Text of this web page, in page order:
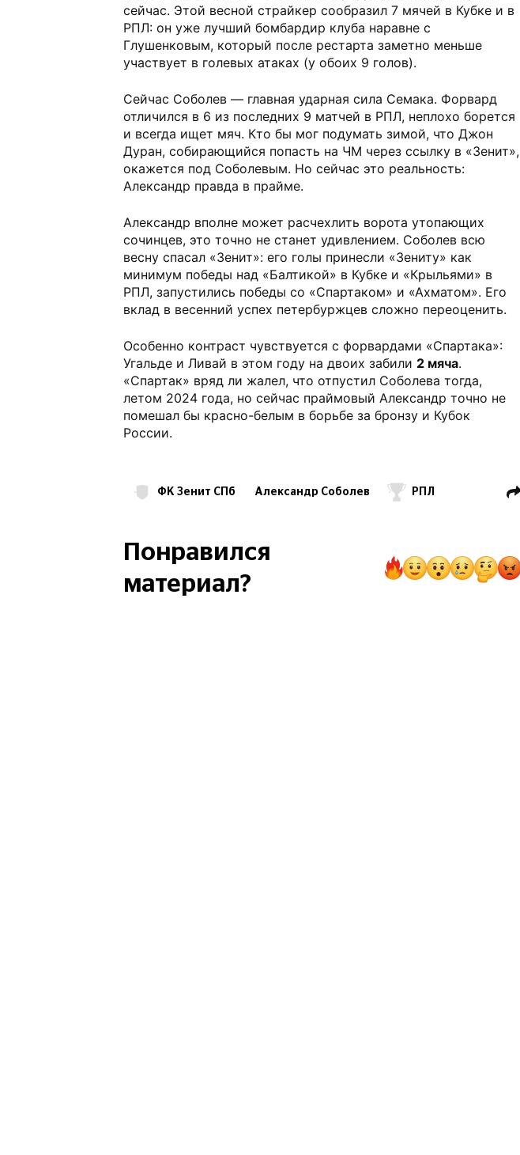
сейчас. Этой весной страйкер сообразил 7 мячей в Кубке и в
РПЛ: он уже лучший бомбардир клуба наравне с
Глушенковым, который после рестарта заметно меньше
участвует в голевых атаках (у обоих 9 голов).
Сейчас Соболев — главная ударная сила Семака. Форвард
отличился в 6 из последних 9 матчей в РПЛ, неплохо борется
и всегда ищет мяч. Кто бы мог подумать зимой, что Джон
Дуран, собирающийся попасть на ЧМ через ссылку в «Зенит»,
окажется под Соболевым. Но сейчас это реальность:
Александр правда в прайме.
Александр вполне может расчехлить ворота утопающих
сочинцев, это точно не станет удивлением. Соболев всю
весну спасал «Зенит»: его голы принесли «Зениту» как
минимум победы над «Балтикой» в Кубке и «Крыльями» в
РПЛ, запустились победы со «Спартаком» и «Ахматом». Его
вклад в весенний успех петербуржцев сложно переоценить.
Особенно контраст чувствуется с форвардами «Спартака»:
Угальде и Ливай в этом году на двоих забили 2 мяча.
«Спартак» вряд ли жалел, что отпустил Соболева тогда,
летом 2024 года, но сейчас праймовый Александр точно не
помешал бы красно-белым в борьбе за бронзу и Кубок
России.
ФК Зенит СПб Александр Соболев РПЛ
Понравился
материал?